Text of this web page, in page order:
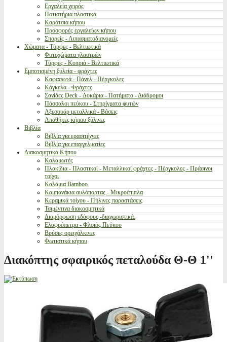
Εργαλεία χειρός
Ποτιστήρια πλαστικά
Καρότσια κήπου
Προσφορές εργαλείων κήπου
Σπορείς - Λιπασματοδιανομείς
Χώματα - Τύρφες - Βελτιωτικά
Φυτοχώματα γλαστρών
Τύρφες - Κοπριά - Βελτιωτικά
Εμποτισμένη ξυλεία - φράχτες
Καφασωτά - Πάνελ - Πέργκολες
Κάγκελα - Φράχτες
Σανίδες Deck - Δοκάρια - Πατήματα - Διάδρομοι
Πάσσαλοι πεύκου - Στηρίγματα φυτών
Αξεσουάρ μεταλλικά - Βάσεις
Αποθήκες κήπου ξύλινες
Βιβλία
Βιβλία για ερασιτέχνες
Βιβλία για επαγγελματίες
Διακοσμητικά Κήπου
Καλαμωτές
Πλακίδια - Πλαστικοί - Μεταλλικοί φράχτες - Πέργκολες - Πράσινοι
τοίχοι
Καλάμια Bamboo
Καμπανάκια αυλόπορτας - Μικροέπιπλα
Κεραμικά τοίχου - Πήλινες παραστάσεις
Τσιμέντινα διακοσμητικά
Διαμόρφωση εδάφους -διαχωριστικά.
Ελαφρόπετρα - Φλοιός Πεύκου
Βρύσες ορειχάλκινες
Φωτιστικά κήπου
Διακόπτης σφαιρικός πεταλούδα Θ-Θ 1''